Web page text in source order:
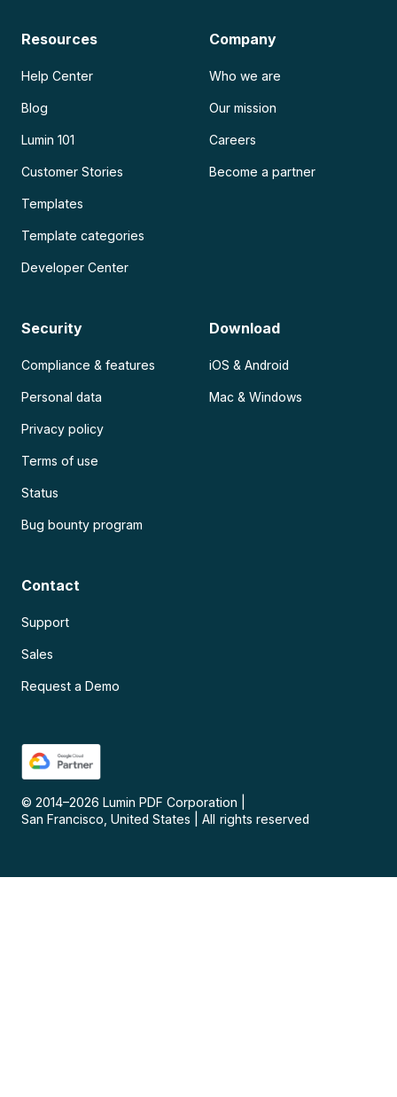
Resources
Help Center
Blog
Lumin 101
Customer Stories
Templates
Template categories
Developer Center
Company
Who we are
Our mission
Careers
Become a partner
Security
Compliance & features
Personal data
Privacy policy
Terms of use
Status
Bug bounty program
Download
iOS & Android
Mac & Windows
Contact
Support
Sales
Request a Demo
© 2014–2026 Lumin PDF Corporation
San Francisco, United States
All rights reserved